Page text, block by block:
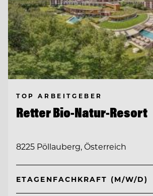
TOP ARBEITGEBER
Retter Bio-Natur-Resort
8225 Pöllauberg, Österreich
ETAGENFACHKRAFT (M/W/D)